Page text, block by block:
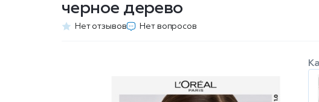
черное дерево
Нет отзывов Нет вопросов